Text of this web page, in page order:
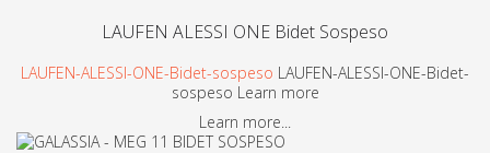
LAUFEN ALESSI ONE Bidet Sospeso
LAUFEN-ALESSI-ONE-Bidet-sospeso LAUFEN-ALESSI-ONE-Bidet-
sospeso Learn more
Learn more...